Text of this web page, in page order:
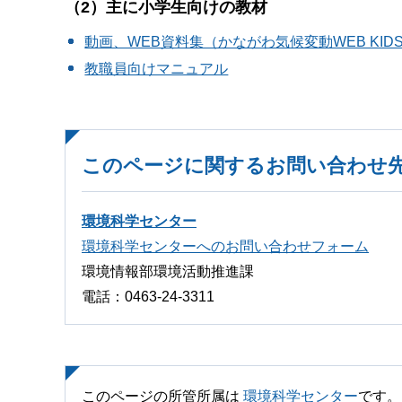
（2）主に小学生向けの教材
動画、WEB資料集（かながわ気候変動WEB
教職員向けマニュアル
このページに関するお問い合わせ
環境科学センター
環境科学センターへのお問い合わせフォーム
環境情報部環境活動推進課
電話：0463-24-3311
このページの所管所属は 環境科学センターです。